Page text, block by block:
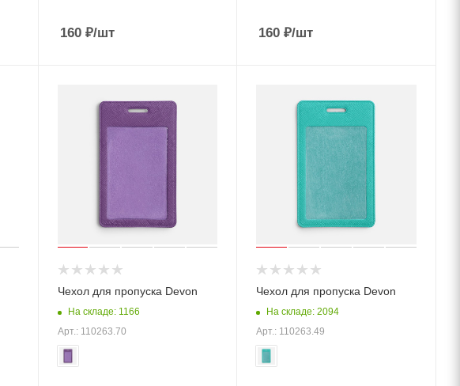
160₽/шт 160 ₽/шт
Чехол для пропуска Devon
На складе: 1166
Арт.: 110263.70
Чехол для пропуска Devon
На складе: 2094
Арт.: 110263.49